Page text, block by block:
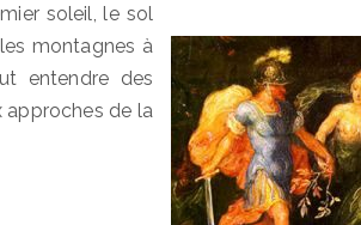
soleil, le sol
montagnes à
entendre des
approches de la